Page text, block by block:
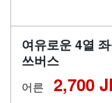
여유로운 4열
쓰버스
어른 2,700